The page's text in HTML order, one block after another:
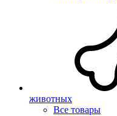
животных
Все товары